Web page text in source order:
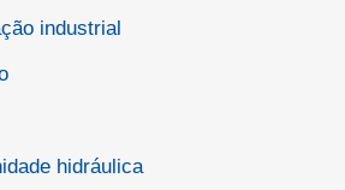
industrial
hidráulica